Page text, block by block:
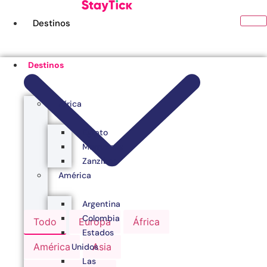
Destinos
Todo Europa África
América Asia
Destinos
África
Egipto
Marruecos
Zanzibar
América
Argentina
Colombia
Estados
Unidos
Las